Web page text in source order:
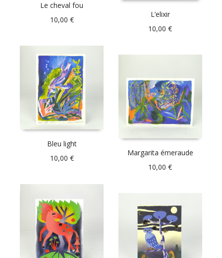
Le cheval fou
10,00 €
L’elixir
10,00€
Bleu light
10,00 €
Margarita émeraude
10,00€